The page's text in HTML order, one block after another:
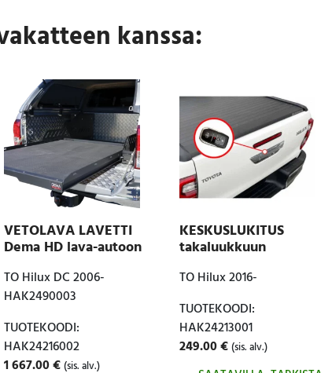
kanssa:
VETOLAVA LAVETTI
Dema HD lava-autoon
TO Hilux DC 2006-
HAK2490003
TUOTEKOODI:
HAK24216002
1 667.00€ (sis. alv.)
KESKUSLUKITUS
takaluukkuun
TO Hilux 2016-
TUOTEKOODI:
HAK24213001
249.00€ (sis. alv.)